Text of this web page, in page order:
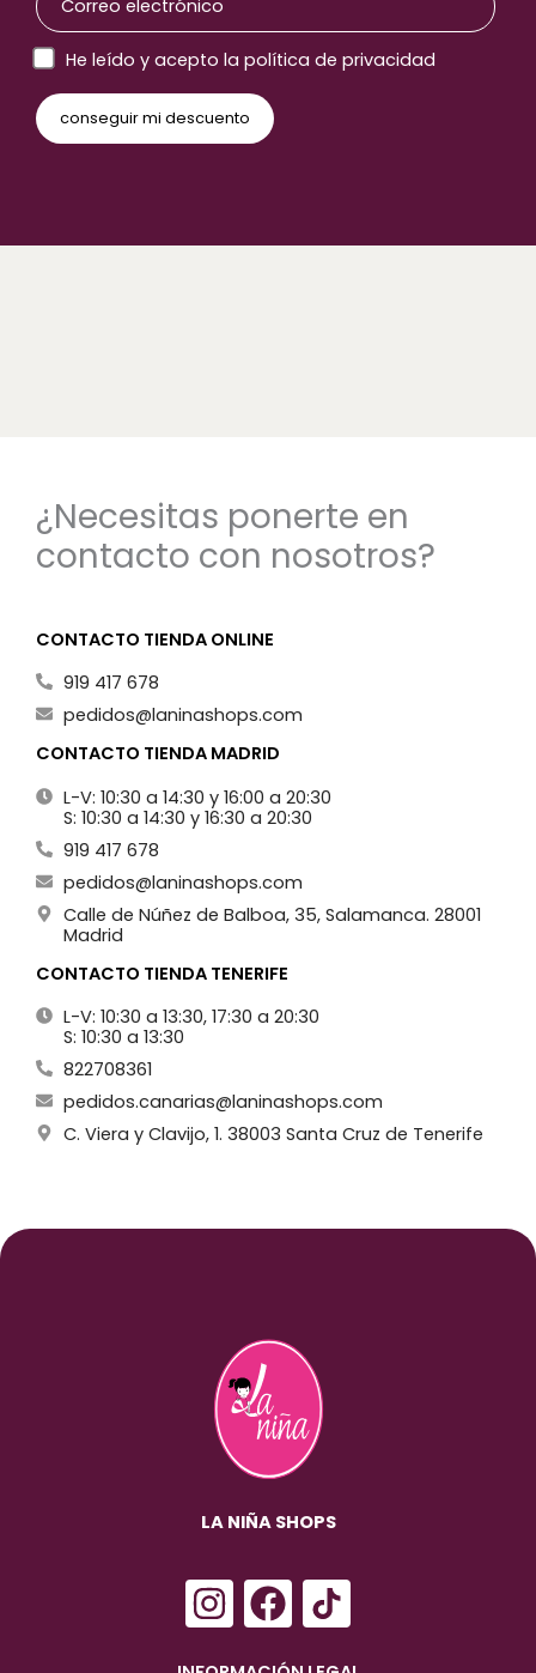
He leído y acepto la política de privacidad
¿Necesitas ponerte en
contacto con nosotros?
CONTACTO TIENDA ONLINE
919 417 678
pedidos@laninashops.com
CONTACTO TIENDA MADRID
L-V: 10:30 a 14:30 y 16:00 a 20:30
S: 10:30 a 14:30 y 16:30 a 20:30
919 417 678
pedidos@laninashops.com
Calle de Núñez de Balboa, 35, Salamanca. 28001
Madrid
CONTACTO TIENDA TENERIFE
L-V: 10:30 a 13:30, 17:30 a 20:30
S: 10:30 a 13:30
822708361
pedidos.canarias@laninashops.com
C. Viera y Clavijo, 1. 38003 Santa Cruz de Tenerife
LA NIÑA SHOPS
I
n
F
a